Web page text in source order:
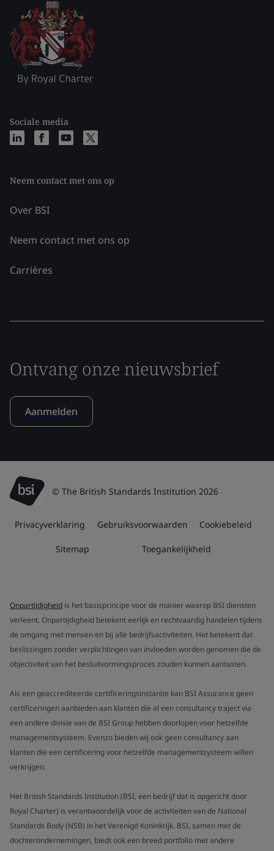
Sociale media
Neem contact met ons op
Over BSI
Neem contact met ons op
Carrières
Ontvang onze nieuwsbrief
Aanmelden
© The British Standards Institution 2026
Privacyverklaring Gebruiksvoorwaarden Cookiebeleid
Sitemap Toegankelijkheid
Onpartijdigheid is het basisprincipe voor de manier waarop BSI diensten
verleent. Onpartijdigheid betekent eerlijk en rechtvaardig handelen tijdens
de omgang met mensen en bij alle bedrijfsactiviteiten. Het betekent dat
beslissingen zonder verplichtingen van invloeden worden genomen die de
objectiviteit van het besluitvormingsproces zouden kunnen aantasten.
Als een geaccrediteerde certificeringsinstantie kan BSI Assurance geen
certificeringen aanbieden aan klanten die al een consultancy traject via
een andere divisie van de BSI Group hebben doorlopen voor hetzelfde
managementsysteem. Evenzo bieden wij ook geen consultancy aan
klanten die een certificering voor hetzelfde managementsysteem willen
verkrijgen.
Het British Standards Institution (BSI, een bedrijf dat is opgericht door
Royal Charter) is verantwoordelijk voor de activiteiten van de National
Standards Body (NSB) in het Verenigd Koninkrijk. BSI, samen met de
dochterondernemingen, biedt ook een breed portfolio met andere